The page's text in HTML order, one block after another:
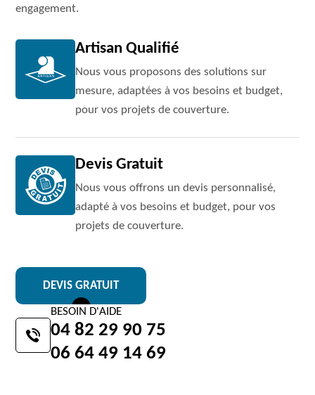
engagement.
Artisan Qualifié
Nous vous proposons des solutions sur
mesure, adaptées à vos besoins et budget,
pour vos projets de couverture.
Devis Gratuit
Nous vous offrons un devis personnalisé,
adapté à vos besoins et budget, pour vos
projets de couverture.
DEVIS GRATUIT
BESOIN D'AIDE
04 82 29 90 75
06 64 49 14 69